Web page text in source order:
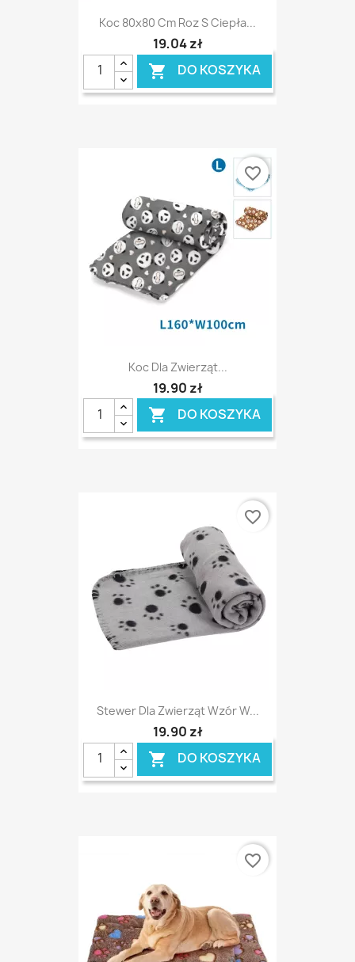
Koc 80x80 Cm Roz S Ciepła...
19,04 zł
 DO KOSZYKA
Koc Dla Zwierząt...
19,90 zł
 DO KOSZYKA
favorite_border
Stewer Dla Zwierząt Wzór W...
19,90 zł
 DO KOSZYKA
favorite_border
favorite_border